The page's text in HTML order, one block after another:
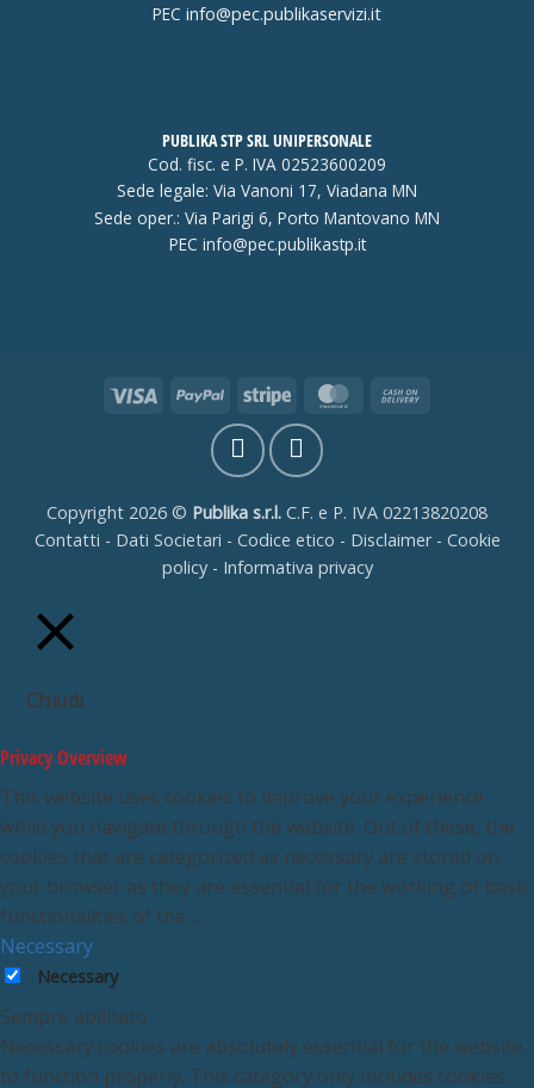
PEC info@pec.publikaservizi.it
PUBLIKA STP SRL UNIPERSONALE
Cod. fisc. e P. IVA 02523600209
Sede legale: Via Vanoni 17, Viadana MN
Sede oper.: Via Parigi 6, Porto Mantovano MN
PEC info@pec.publikastp.it
Visa PayPal Stripe MasterCard
Copyright 2026 © Publika s.r.l. C.F. e P. IVA 02213820208
Contatti - Dati Societari - Codice etico - Disclaimer- Cookie
policy- Informativa privacy
Chiudi
Privacy Overview
This website uses cookies to improve your experience
while you navigate through the website. Out of these, the
cookies that are categorized as necessary are stored on
your browser as they are essential for the working of basic
functionalities of the ...
Necessary
Necessary
Sempre abilitato
Necessary cookies are absolutely essential for the website
to function properly. This category only includes cookies